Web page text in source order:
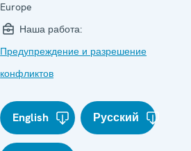
Europe
Наша работа:
Предупреждение и разрешение
конфликтов
English Русский